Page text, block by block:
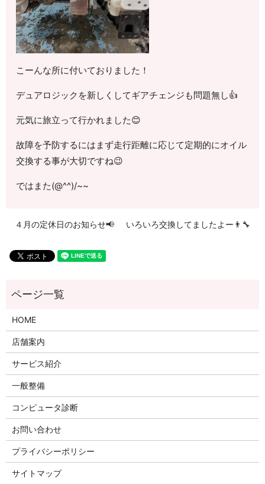
こーんな所に付いておりました！
デュアロジックを新しくしてギアチェンジも問題無し👍
元気に旅立って行かれました😊
故障を予防するにはまず走行距離に応じて定期的にオイル
交換する事が大切ですね😉
ではまた(@^^)/~~
４月の定休日のお知らせ📢 いろいろ交換してましたよー👨‍🔧
HOME
店舗案内
サービス紹介
一般整備
コンピュータ診断
お問い合わせ
プライバシーポリシー
サイトマップ